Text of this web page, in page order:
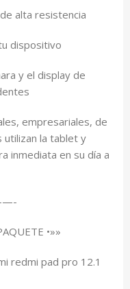
alta resistencia
dispositivo
y el display de
empresariales, de
utilizan la tablet y
inmediata en su día a
•»»
redmi pad pro 12.1